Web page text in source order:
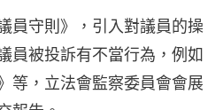
員守則》，引入對議員的操
員被投訴有不當行為，例如
等，立法會監察委員會會展